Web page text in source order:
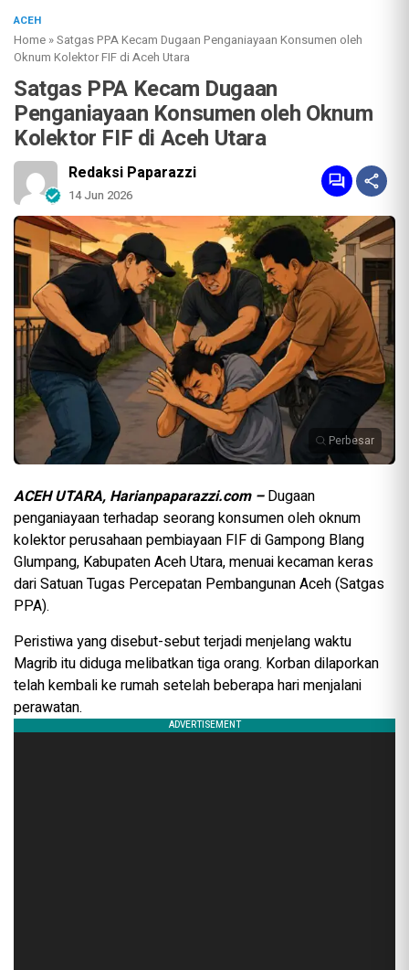
ACEH
Home »Satgas PPA Kecam Dugaan Penganiayaan Konsumen oleh
Oknum Kolektor FIF di Aceh Utara
Satgas PPA Kecam Dugaan
Penganiayaan Konsumen oleh Oknum
Kolektor FIF di Aceh Utara
Redaksi Paparazzi
14 Jun 2026
Perbesar
ACEH UTARA, Harianpaparazzi.com –Dugaan
penganiayaan terhadap seorang konsumen oleh oknum
kolektor perusahaan pembiayaan FIF di Gampong Blang
Glumpang, Kabupaten Aceh Utara, menuai kecaman keras
dari Satuan Tugas Percepatan Pembangunan Aceh (Satgas
PPA).
Peristiwa yang disebut-sebut terjadi menjelang waktu
Magrib itu diduga melibatkan tiga orang. Korban dilaporkan
telah kembali ke rumah setelah beberapa hari menjalani
perawatan.